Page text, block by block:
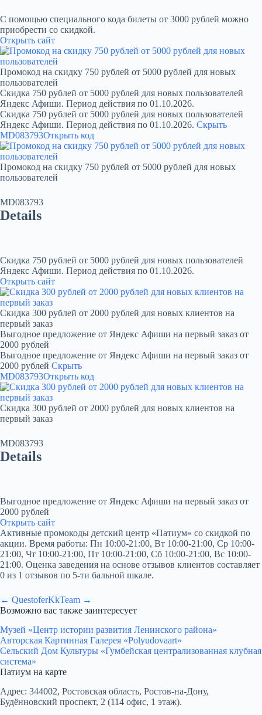
С помощью специального кода билеты от 3000 рублей можно
приобрести со скидкой.
Открыть сайт
Промокод на скидку 750 рублей от 5000 рублей для новых
пользователей
Скидка 750 рублей от 5000 рублей для новых пользователей
Яндекс Афиши. Период действия по 01.10.2026.
Скидка 750 рублей от 5000 рублей для новых пользователей
Яндекс Афиши. Период действия по 01.10.2026. Скрыть
MD083793Открыть код
Промокод на скидку 750 рублей от 5000 рублей для новых
пользователей
MD083793
Details
Скидка 750 рублей от 5000 рублей для новых пользователей
Яндекс Афиши. Период действия по 01.10.2026.
Открыть сайт
Скидка 300 рублей от 2000 рублей для новых клиентов на
первый заказ
Выгодное предложение от Яндекс Афиши на первый заказ от
2000 рублей
Выгодное предложение от Яндекс Афиши на первый заказ от
2000 рублей Скрыть
MD083793Открыть код
Скидка 300 рублей от 2000 рублей для новых клиентов на
первый заказ
MD083793
Details
Выгодное предложение от Яндекс Афиши на первый заказ от
2000 рублей
Открыть сайт
Активные промокоды детский центр «Патиум» со скидкой по
акции. Время работы: Пн 10:00-21:00, Вт 10:00-21:00, Ср 10:00-
21:00, Чт 10:00-21:00, Пт 10:00-21:00, Сб 10:00-21:00, Вс 10:00-
21:00. Оценка заведения на основе отзывов клиентов составляет
0 из 1 отзывов по 5-ти бальной шкале.
← QuestoferKkTeam →
Возможно вас также заинтересует
Музей «Центр истории развития Ленинского района»
Авторская Картинная Галерея «Polyudovaart»
Сельский Дом Культуры «Гумбейская централизованная клубная
система»
Патиум на карте
Адрес: 344002, Ростовская область, Ростов-на-Дону,
Будённовский проспект, 2 (114 офис, 1 этаж).